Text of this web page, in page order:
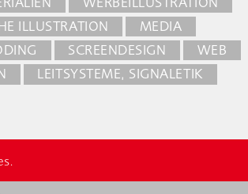
ILLUSTRATION
MEDIA
SCREENDESIGN
WEB
LEITSYSTEME, SIGNALETIK